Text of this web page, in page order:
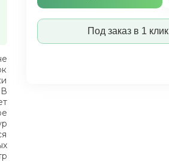
Под заказ в 1 клик